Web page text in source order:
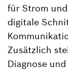
für Strom
digitale
Zusätzlich
Diagnose